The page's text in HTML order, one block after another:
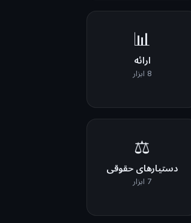
📊
ارائه
8 ابزار
⚖️
دستیارهای حقوقی
7 ابزار